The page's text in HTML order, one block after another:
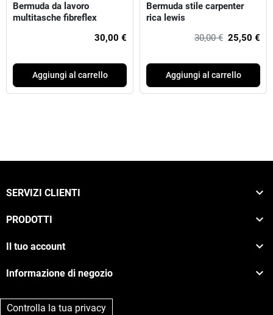
Bermuda da lavoro
multitasche fibreflex
30,00 €
Aggiungi al carrello
Bermuda stile carpenter
rica lewis
30,00 € 25,50 €
Aggiungi al carrello
SERVIZI CLIENTI 
PRODOTTI 
Il tuo account 
Informazione di negozio 
Controlla la tua privacy